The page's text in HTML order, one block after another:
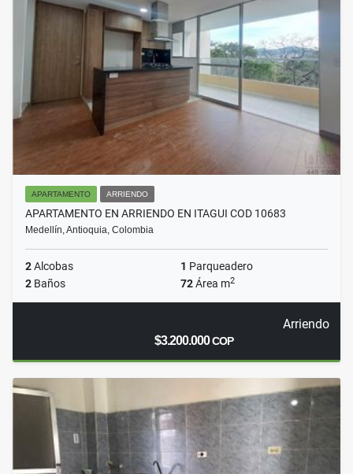
APARTAMENTO ARRIENDO
APARTAMENTO EN ARRIENDO EN ITAGUI COD 10683
Medellín, Antioquia, Colombia
2Alcobas 1 Parqueadero
2 Baños 72Área m2
Arriendo
$3.200.000COP